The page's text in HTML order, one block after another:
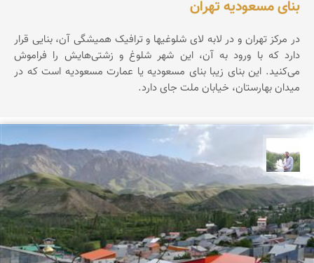
بنای مسعودیه تهران
در مرکز تهران و در لابه لای شلوغیها و ترافیک همیشگی آن، بنایی قرار
دارد که با ورود به آن، این شهر شلوغ و زشتی‌هایش را فراموش
می‌کنید. این بنای زیبا بنای مسعودیه یا عمارت مسعودیه است که در
میدان بهارستان، خیابان ملت جای دارد.